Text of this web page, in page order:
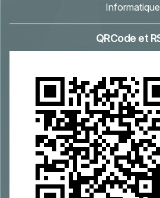
Informatique
QRCode et